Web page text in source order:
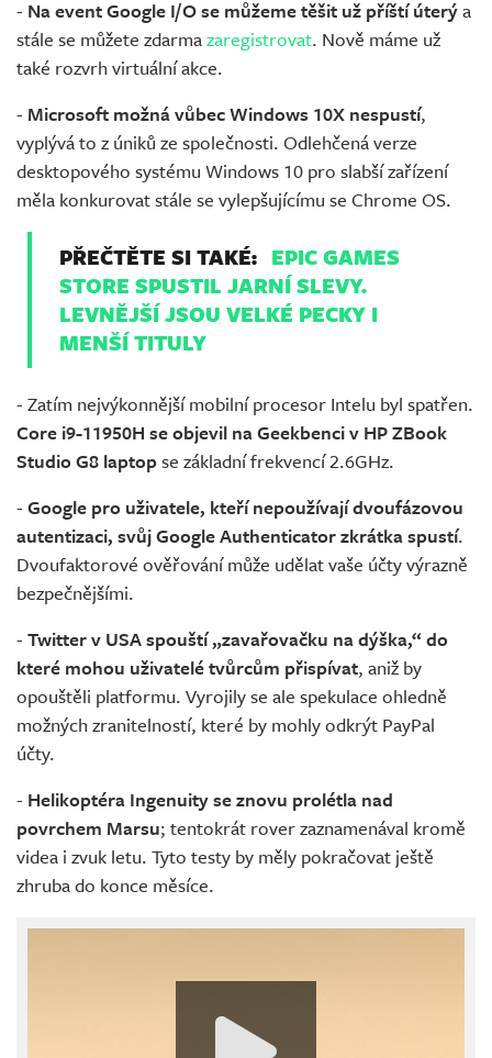
- Na event Google I/O se můžeme těšit už příští úterýa
stále se můžete zdarmazaregistrovat. Nově máme už
také rozvrh virtuální akce.
- Microsoft možná vůbec Windows 10X nespustí,
vyplývá to z úniků ze společnosti. Odlehčená verze
desktopového systému Windows 10 pro slabší zařízení
měla konkurovat stále se vylepšujícímu se Chrome OS.
PŘEČTĚTE SI TAKÉ: EPIC GAMES
STORE SPUSTIL JARNÍ SLEVY.
LEVNĚJŠÍ JSOU VELKÉ PECKY I
MENŠÍ TITULY
- Zatím nejvýkonnější mobilní procesor Intelu byl spatřen.
Core i9-11950H se objevil na Geekbenci v HP ZBook
Studio G8 laptopse základní frekvencí 2.6GHz.
- Google pro uživatele, kteří nepoužívají dvoufázovou
autentizaci, svůj Google Authenticator zkrátka spustí.
Dvoufaktorové ověřování může udělat vaše účty výrazně
bezpečnějšími.
- Twitter v USA spouští „zavařovačku na dýška,“ do
které mohou uživatelé tvůrcům přispívat, aniž by
opouštěli platformu. Vyrojily se ale spekulace ohledně
možných zranitelností, které by mohly odkrýt PayPal
účty.
- Helikoptéra Ingenuity se znovu prolétla nad
povrchem Marsu; tentokrát rover zaznamenával kromě
videa i zvuk letu. Tyto testy by měly pokračovat ještě
zhruba do konce měsíce.